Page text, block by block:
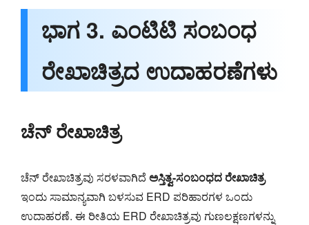
ಭಾಗ 3. ಎಂಟಿಟಿ ಸಂಬಂಧ
ರೇಖಾಚಿತ್ರದ ಉದಾಹರಣೆಗಳು
ಚೆನ್ ರೇಖಾಚಿತ್ರ
ಚೆನ್ ರೇಖಾಚಿತ್ರವು ಸರಳವಾಗಿದೆ ಅಸ್ತಿತ್ವ-ಸಂಬಂಧದ ರೇಖಾಚಿತ್ರ
ಇಂದು ಸಾಮಾನ್ಯವಾಗಿ ಬಳಸುವ ERD ಪರಿಹಾರಗಳ ಒಂದು
ಉದಾಹರಣೆ. ಈ ರೀತಿಯ ERD ರೇಖಾಚಿತ್ರವು ಗುಣಲಕ್ಷಣಗಳನ್ನು